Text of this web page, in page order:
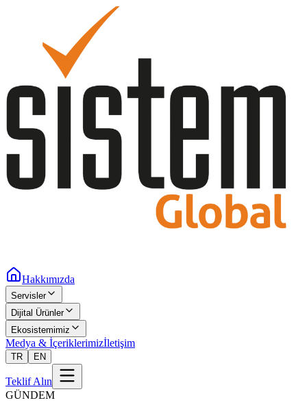
Hakkımızda
Servisler
Dijital Ürünler
Ekosistemimiz
Medya & İçeriklerimizİletişim
TR EN
Teklif Alın
GÜNDEM